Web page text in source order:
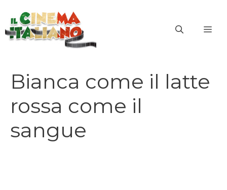
contenuto
Bianca come il latte
rossa come il
sangue